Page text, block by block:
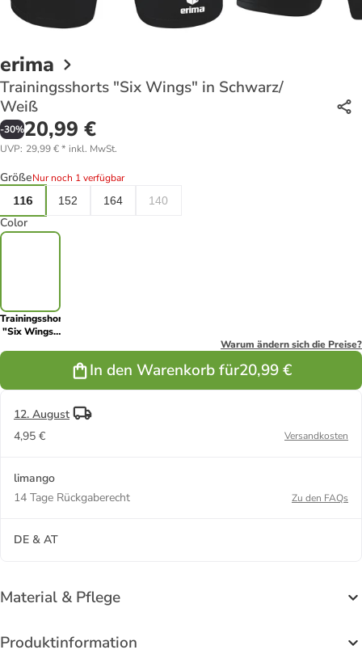
erima
Trainingsshorts "Six Wings" in Schwarz/
Weiß
-30%20,99 €
UVP: 29,99 €* inkl. MwSt.
GrößeNur noch 1 verfügbar
116
152 164 140
Color
Trainingsshorts
"Six Wings"
Warum ändern sich die Preise?
In den Warenkorb für20,99 €
12. August
4,95 €
Versandkosten
limango
14 Tage Rückgaberecht
Zu den FAQs
DE & AT
Material & Pflege
Produktinformation